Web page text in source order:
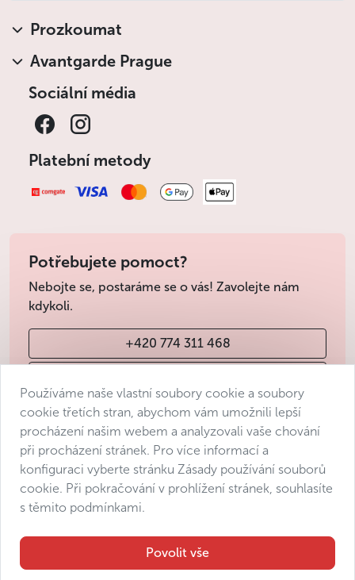
Prozkoumat
Avantgarde Prague
Sociální média
Platební metody
Potřebujete pomoct?
Nebojte se, postaráme se o vás! Zavolejte nám
kdykoli.
+420 774 311 468
Obchodní podmínky
Ochrana osobních údajů
Prohlášení o přístupnosti
Manage consent
Používáme naše vlastní soubory cookie a soubory
cookie třetích stran, abychom vám umožnili lepší
procházení našim webem a analyzovali vaše chování
při procházení stránek. Pro více informací a
konfiguraci vyberte stránku Zásady používání souborů
cookie. Při pokračování v prohlížení stránek, souhlasíte
s těmito podmínkami.
Povolit vše